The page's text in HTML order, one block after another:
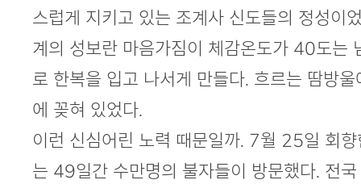
스럽게 지키고 있는 조계사 신도들의 정성이
계의 성보란 마음가짐이 체감온도가 40도는
로 한복을 입고 나서게 만들다. 흐르는 땀방
에 꽂혀 있었다.
이런 신심어린 노력 때문일까. 7월 25일 회
는 49일간 수만명의 불자들이 방문했다. 전